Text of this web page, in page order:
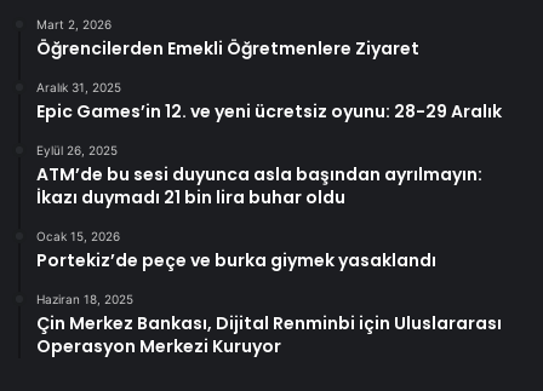
Mart 2, 2026
Öğrencilerden Emekli Öğretmenlere Ziyaret
Aralık 31, 2025
Epic Games’in 12. ve yeni ücretsiz oyunu: 28-29 Aralık
Eylül 26, 2025
ATM’de bu sesi duyunca asla başından ayrılmayın:
İkazı duymadı 21 bin lira buhar oldu
Ocak 15, 2026
Portekiz’de peçe ve burka giymek yasaklandı
Haziran 18, 2025
Çin Merkez Bankası, Dijital Renminbi için Uluslararası
Operasyon Merkezi Kuruyor